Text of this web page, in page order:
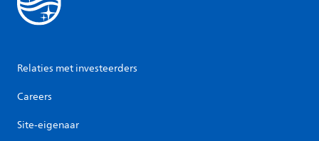
Relaties met investeerders
Careers
Site-eigenaar